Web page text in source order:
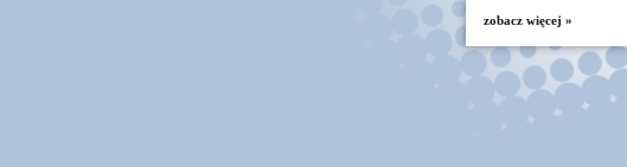
zobacz więcej »